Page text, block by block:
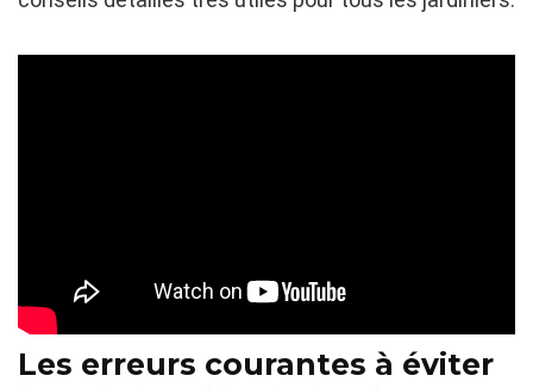
Les erreurs courantes à éviter